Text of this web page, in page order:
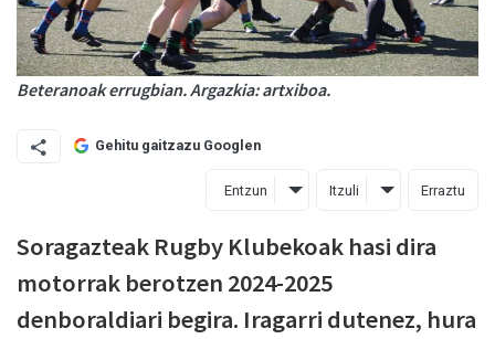
Beteranoak errugbian. Argazkia: artxiboa.
Gehitu gaitzazu Googlen
Entzun Itzuli Erraztu
Soragazteak Rugby Klubekoak hasi dira
motorrak berotzen 2024-2025
denboraldiari begira. Iragarri dutenez, hura